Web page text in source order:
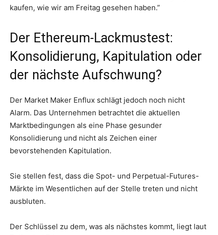
kaufen, wie wir am Freitag gesehen haben.”
Der Ethereum-Lackmustest:
Konsolidierung, Kapitulation oder
der nächste Aufschwung?
Der Market Maker Enflux schlägt jedoch noch nicht
Alarm. Das Unternehmen betrachtet die aktuellen
Marktbedingungen als eine Phase gesunder
Konsolidierung und nicht als Zeichen einer
bevorstehenden Kapitulation.
Sie stellen fest, dass die Spot- und Perpetual-Futures-
Märkte im Wesentlichen auf der Stelle treten und nicht
ausbluten.
Der Schlüssel zu dem, was als nächstes kommt, liegt laut